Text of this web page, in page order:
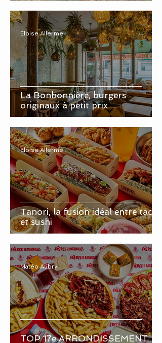
La Bonbonnière, burgers
originaux à petit prix
Eloise Allerme
Tanori, la fusion idéal entre tacos
et sushi
Eloise Allerme
TOP 17e ARRONDISSEMENT
Matéo Aubry